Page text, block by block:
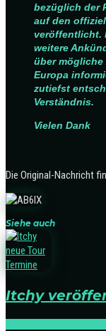
bezüglich der
auf den
veröffentlicht.
weitere
über mögliche
Europa
zutiefst
Verständnis.
Vielen Dank
Die Original-Nachricht
Siehe auch
Itchy